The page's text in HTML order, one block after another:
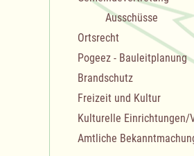
Ausschüsse
Ortsrecht
Pogeez - Bauleitplanung
Brandschutz
Freizeit und Kultur
Kulturelle Einrichtungen/
Amtliche